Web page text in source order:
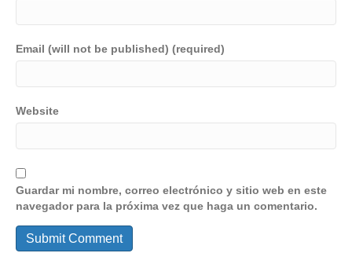
Email (will not be published) (required)
Website
Guardar mi nombre, correo electrónico y sitio web en este
navegador para la próxima vez que haga un comentario.